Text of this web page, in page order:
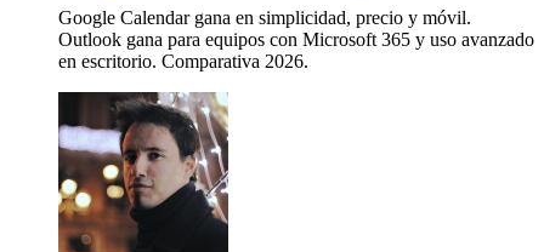
Google Calendar gana en simplicidad, precio y móvil.
Outlook gana para equipos con Microsoft 365 y uso avanzado
en escritorio. Comparativa 2026.